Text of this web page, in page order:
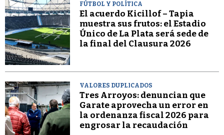
FÚTBOL Y POLÍTICA
El acuerdo Kicillof – Tapia
muestra sus frutos: el Estadio
Único de La Plata será sede de
la final del Clausura 2026
VALORES DUPLICADOS
Tres Arroyos: denuncian que
Garate aprovecha un error en
la ordenanza fiscal 2026 para
engrosar la recaudación